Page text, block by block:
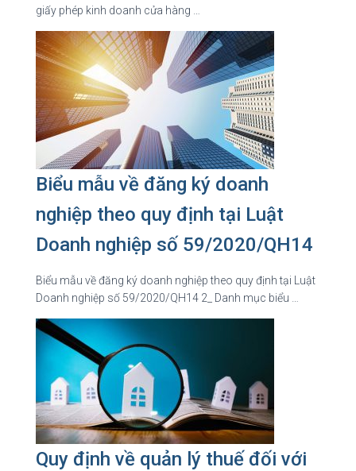
giấy phép kinh doanh cửa hàng …
Biểu mẫu về đăng ký doanh
nghiệp theo quy định tại Luật
Doanh nghiệp số 59/2020/QH14
Biểu mẫu về đăng ký doanh nghiệp theo quy định tại Luật
Doanh nghiệp số 59/2020/QH14 2_ Danh mục biểu …
Quy định về quản lý thuế đối với